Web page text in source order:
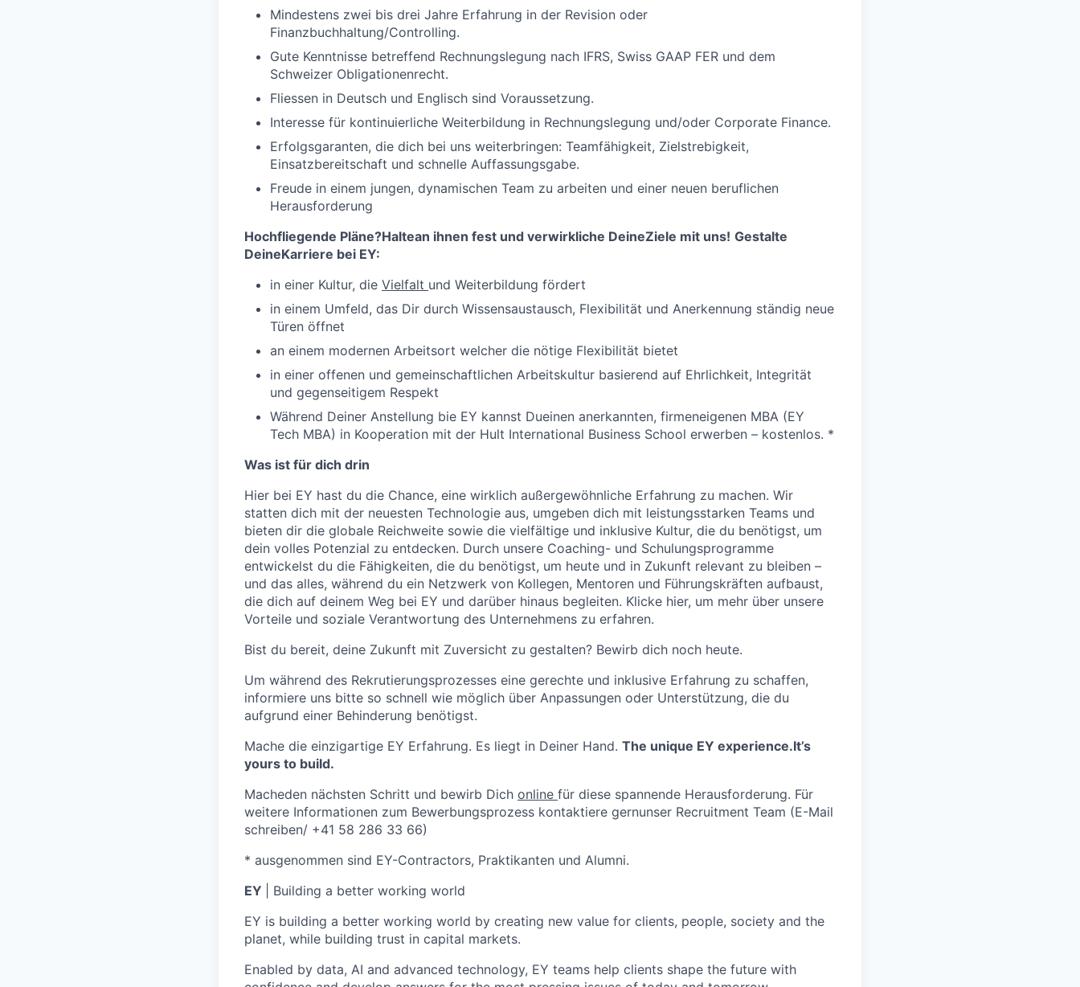
Mindestens zwei bis drei Jahre Erfahrung in der Revision oder
Finanzbuchhaltung/Controlling.
Gute Kenntnisse betreffend Rechnungslegung nach IFRS, Swiss GAAP FER und dem
Schweizer Obligationenrecht.
Fliessen in Deutsch und Englisch sind Voraussetzung.
Interesse für kontinuierliche Weiterbildung in Rechnungslegung und/oder Corporate Finance.
Erfolgsgaranten, die dich bei uns weiterbringen: Teamfähigkeit, Zielstrebigkeit,
Einsatzbereitschaft und schnelle Auffassungsgabe.
Freude in einem jungen, dynamischen Team zu arbeiten und einer neuen beruflichen
Herausforderung
Hochfliegende Pläne?Haltean ihnen fest und verwirkliche DeineZiele mit uns! Gestalte
DeineKarriere bei EY:
in einer Kultur, die Vielfalt und Weiterbildung fördert
in einem Umfeld, das Dir durch Wissensaustausch, Flexibilität und Anerkennung ständig neue
Türen öffnet
an einem modernen Arbeitsort welcher die nötige Flexibilität bietet
in einer offenen und gemeinschaftlichen Arbeitskultur basierend auf Ehrlichkeit, Integrität
und gegenseitigem Respekt
Während Deiner Anstellung bie EY kannst Dueinen anerkannten, firmeneigenen MBA (EY
Tech MBA) in Kooperation mit der Hult International Business School erwerben – kostenlos. *
Was ist für dich drin
Hier bei EY hast du die Chance, eine wirklich außergewöhnliche Erfahrung zu machen. Wir
statten dich mit der neuesten Technologie aus, umgeben dich mit leistungsstarken Teams und
bieten dir die globale Reichweite sowie die vielfältige und inklusive Kultur, die du benötigst, um
dein volles Potenzial zu entdecken. Durch unsere Coaching- und Schulungsprogramme
entwickelst du die Fähigkeiten, die du benötigst, um heute und in Zukunft relevant zu bleiben –
und das alles, während du ein Netzwerk von Kollegen, Mentoren und Führungskräften aufbaust,
die dich auf deinem Weg bei EY und darüber hinaus begleiten. Klicke hier, um mehr über unsere
Vorteile und soziale Verantwortung des Unternehmens zu erfahren.
Bist du bereit, deine Zukunft mit Zuversicht zu gestalten? Bewirb dich noch heute.
Um während des Rekrutierungsprozesses eine gerechte und inklusive Erfahrung zu schaffen,
informiere uns bitte so schnell wie möglich über Anpassungen oder Unterstützung, die du
aufgrund einer Behinderung benötigst.
Mache die einzigartige EY Erfahrung. Es liegt in Deiner Hand. The unique EY experience.It’s
yours to build.
Macheden nächsten Schritt und bewirb Dich online für diese spannende Herausforderung. Für
weitere Informationen zum Bewerbungsprozess kontaktiere gernunser Recruitment Team (E-Mail
schreiben/ +41 58 286 33 66)
* ausgenommen sind EY-Contractors, Praktikanten und Alumni.
EY
| Building a better working world
EY is building a better working world by creating new value for clients, people, society and the
planet, while building trust in capital markets.
Enabled by data, AI and advanced technology, EY teams help clients shape the future with